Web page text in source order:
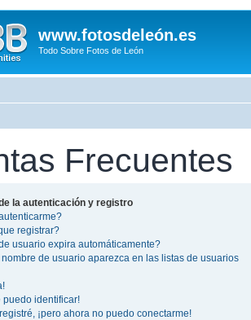
www.fotosdeleón.es
Todo Sobre Fotos de León
Frecuentes
la autenticación y registro
registrar?
usuario expira automáticamente?
de usuario aparezca en las listas de usuarios
puedo identificar!
¡pero ahora no puedo conectarme!